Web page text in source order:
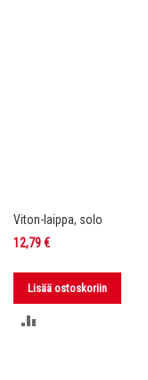
Viton-laippa, solo
12,79 €
Lisää ostoskoriin